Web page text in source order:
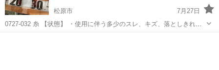
松原市
7月27日
0727-032 糸 【状態】 ・使用に伴う多少のスレ、キズ、落としきれな
い汚れなどございます ・詳細は現地でご確認ください ・お値引きは出